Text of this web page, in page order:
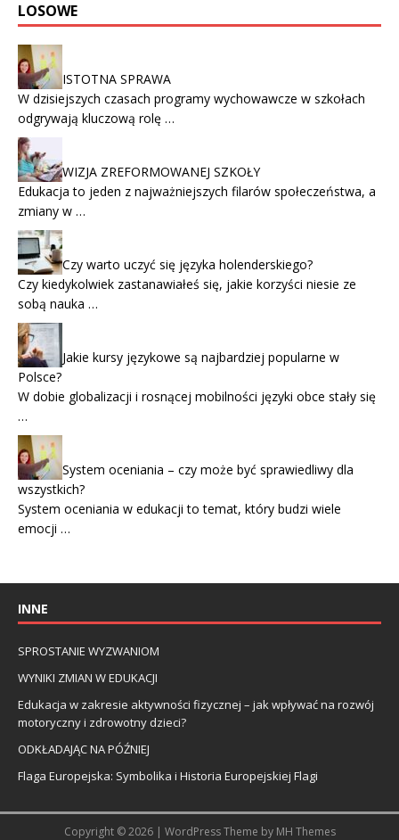
LOSOWE
ISTOTNA SPRAWA
W dzisiejszych czasach programy wychowawcze w szkołach
odgrywają kluczową rolę …
WIZJA ZREFORMOWANEJ SZKOŁY
Edukacja to jeden z najważniejszych filarów społeczeństwa, a
zmiany w …
Czy warto uczyć się języka holenderskiego?
Czy kiedykolwiek zastanawiałeś się, jakie korzyści niesie ze
sobą nauka …
Jakie kursy językowe są najbardziej popularne w
Polsce?
W dobie globalizacji i rosnącej mobilności języki obce stały się
…
System oceniania – czy może być sprawiedliwy dla
wszystkich?
System oceniania w edukacji to temat, który budzi wiele
emocji …
INNE
SPROSTANIE WYZWANIOM
WYNIKI ZMIAN W EDUKACJI
Edukacja w zakresie aktywności fizycznej – jak wpływać na rozwój
motoryczny i zdrowotny dzieci?
ODKŁADAJĄC NA PÓŹNIEJ
Flaga Europejska: Symbolika i Historia Europejskiej Flagi
Copyright © 2026 | WordPress Theme by MH Themes